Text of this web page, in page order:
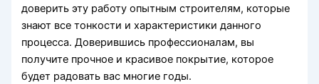
доверить эту работу опытным строителям, которые
знают все тонкости и характеристики данного
процесса. Доверившись профессионалам, вы
получите прочное и красивое покрытие, которое
будет радовать вас многие годы.